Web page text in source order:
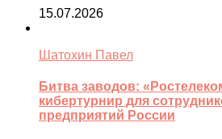
15.07.2026
Шатохин Павел
Битва заводов:
кибертурнир для
предприятий России